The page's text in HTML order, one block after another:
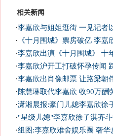
相关新闻
·李嘉欣与姐姐逛街 一见记者
· 《十月围城》票房破亿 李嘉
·李嘉欣出演《十月围城》 十
·李嘉欣沪开工打破怀孕传闻
·李嘉欣出肖像邮票 让路梁朝
·陈慧琳取代李嘉欣 收90万酬
·潇湘晨报:豪门儿媳李嘉欣徐
·"星级儿媳"李嘉欣徐子淇齐
·组图:李嘉欣难舍娱乐圈 奢